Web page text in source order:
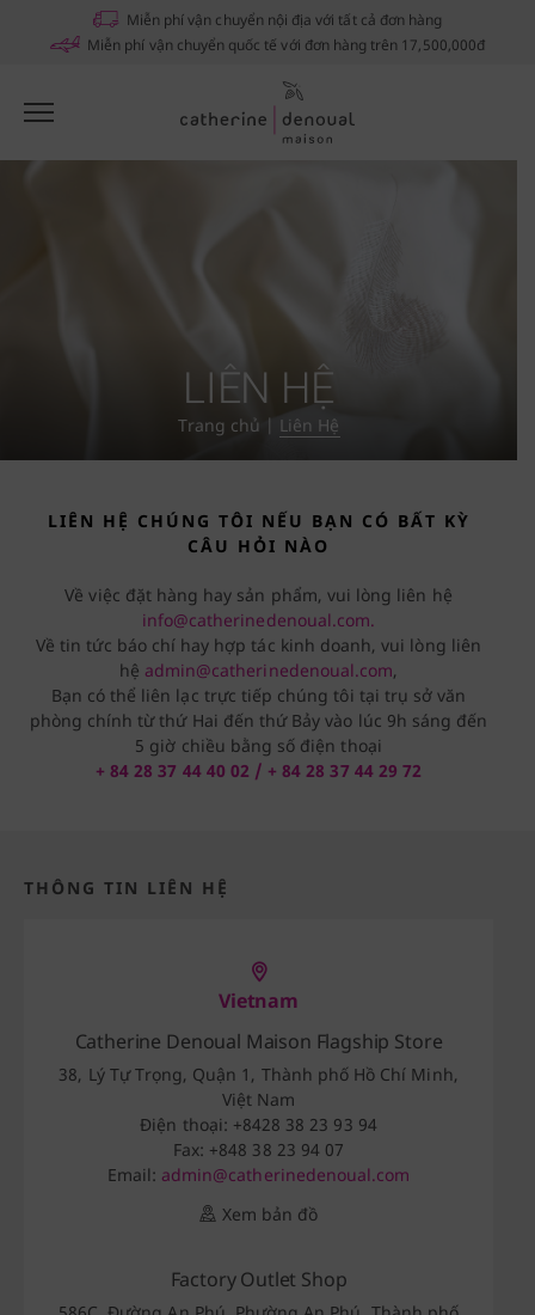
LIÊN HỆ
Trang chủ | Liên Hệ
Miễn phí vận chuyển nội địa với tất cả đơn hàng
Miễn phí vận chuyển quốc tế với đơn hàng trên 17,500,000đ
LIÊN HỆ CHÚNG TÔI NẾU BẠN CÓ BẤT KỲ
CÂU HỎI NÀO
Về việc đặt hàng hay sản phẩm, vui lòng liên hệ
info@catherinedenoual.com.
Về tin tức báo chí hay hợp tác kinh doanh, vui lòng liên
hệ admin@catherinedenoual.com,
Bạn có thể liên lạc trực tiếp chúng tôi tại trụ sở văn
phòng chính từ thứ Hai đến thứ Bảy vào lúc 9h sáng đến
5 giờ chiều bằng số điện thoại
+ 84 28 37 44 40 02 / + 84 28 37 44 29 72
THÔNG TIN LIÊN HỆ
Vietnam
Catherine Denoual Maison Flagship Store
38, Lý Tự Trọng, Quận 1, Thành phố Hồ Chí Minh,
Việt Nam
Điện thoại: +8428 38 23 93 94
Fax: +848 38 23 94 07
Email: admin@catherinedenoual.com
Xem bản đồ
Factory Outlet Shop
Notifications